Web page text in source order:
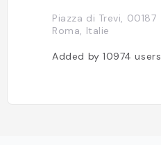
Piazza di Trevi, 00187
Roma, Italie
Added by10974users